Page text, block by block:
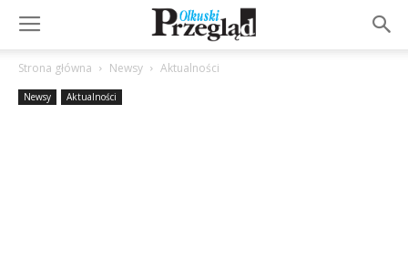
Strona główna Newsy Aktualności
Newsy Aktualności